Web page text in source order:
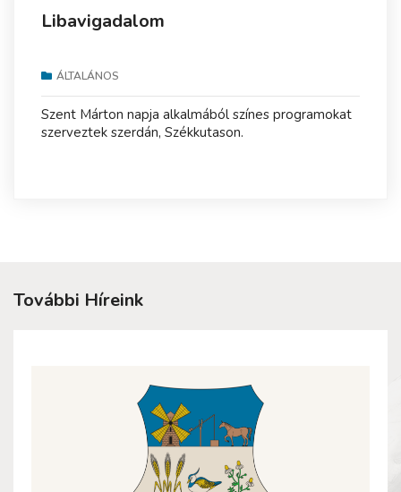
Libavigadalom
ÁLTALÁNOS
Szent Márton napja alkalmából színes programokat
szerveztek szerdán, Székkutason.
További Híreink